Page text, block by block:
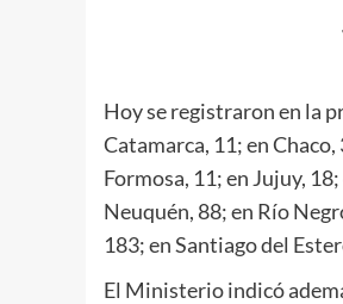
Hoy se registraron en la
Catamarca, 11; en
Formosa, 11; en Jujuy,
Neuquén, 88; en Río
183; en Santiago del
El Ministerio indicó